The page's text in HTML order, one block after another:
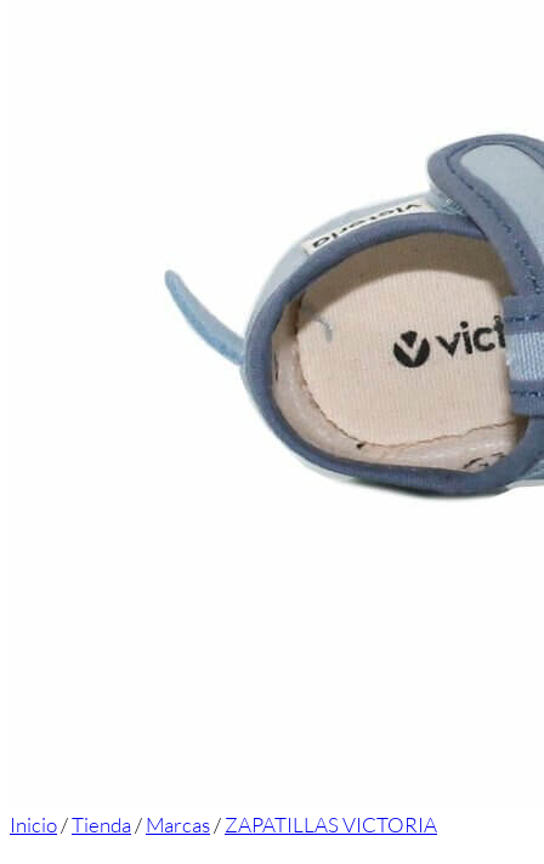
Inicio/Tienda/Marcas/ZAPATILLAS VICTORIA